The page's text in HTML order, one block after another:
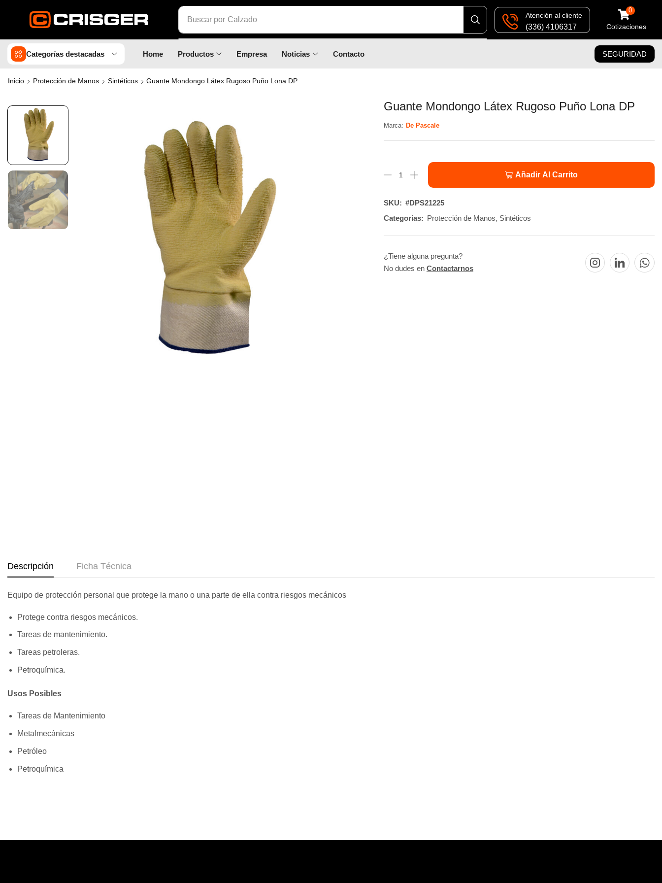
Buscar por Calzado
Atención al cliente
(336) 4106317
0
Cotizaciones
Categorías destacadas Home Productos Empresa Noticias Contacto SEGURIDAD
Inicio Protección de Manos Sintéticos Guante Mondongo Látex Rugoso Puño Lona DP
Guante Mondongo Látex Rugoso Puño Lona DP
Marca: De Pascale
Añadir Al Carrito
SKU: #DPS21225
Categorias: Protección de Manos, Sintéticos
¿Tiene alguna pregunta?
No dudes en Contactarnos
Descripción Ficha Técnica
Equipo de protección personal que protege la mano o una parte de ella contra riesgos mecánicos
Protege contra riesgos mecánicos.
Tareas de mantenimiento.
Tareas petroleras.
Petroquímica.
Usos Posibles
Tareas de Mantenimiento
Metalmecánicas
Petróleo
Petroquímica